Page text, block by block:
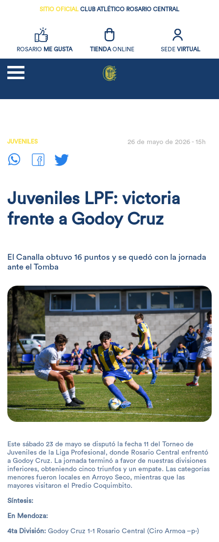
SITIO OFICIAL CLUB ATLÉTICO ROSARIO CENTRAL
ROSARIO ME GUSTA TIENDA ONLINE SEDE VIRTUAL
SOCIOS
EL CLUB
JUVENILES 26 de mayo de 2026 - 15h
Juveniles LPF: victoria
frente a Godoy Cruz
El Canalla obtuvo 16 puntos y se quedó con la jornada
ante el Tomba
Este sábado 23 de mayo se disputó la fecha 11 del Torneo de
Juveniles de la Liga Profesional, donde Rosario Central enfrentó
a Godoy Cruz. La jornada terminó a favor de nuestras divisiones
inferiores, obteniendo cinco triunfos y un empate. Las categorías
menores fueron locales en Arroyo Seco, mientras que las
mayores visitaron el Predio Coquimbito.
Síntesis:
En Mendoza:
4ta División: Godoy Cruz 1-1 Rosario Central (Ciro Armoa –p-)